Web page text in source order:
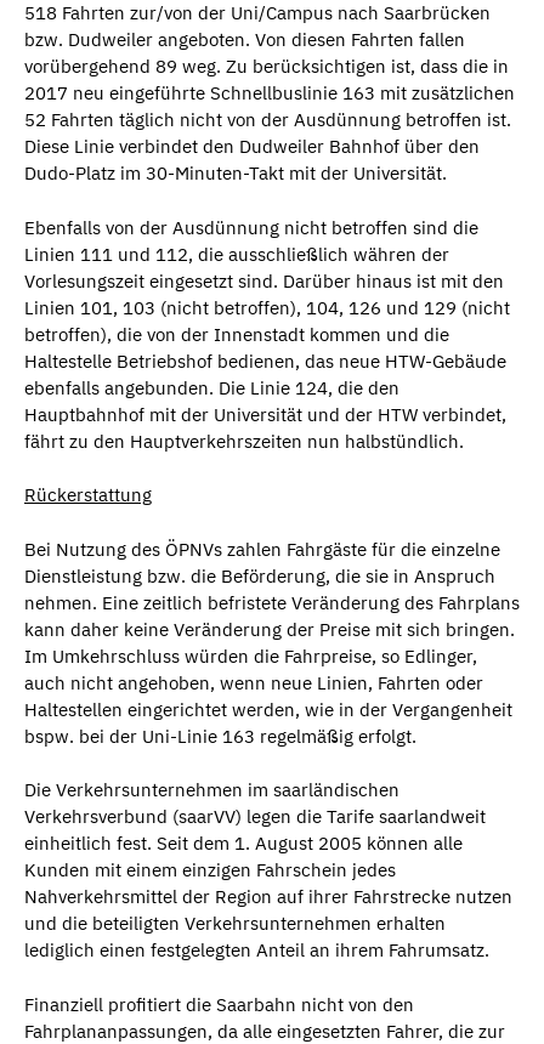
518 Fahrten zur/von der Uni/Campus nach Saarbrücken
bzw. Dudweiler angeboten. Von diesen Fahrten fallen
vorübergehend 89 weg. Zu berücksichtigen ist, dass die in
2017 neu eingeführte Schnellbuslinie 163 mit zusätzlichen
52 Fahrten täglich nicht von der Ausdünnung betroffen ist.
Diese Linie verbindet den Dudweiler Bahnhof über den
Dudo-Platz im 30-Minuten-Takt mit der Universität.
Ebenfalls von der Ausdünnung nicht betroffen sind die
Linien 111 und 112, die ausschließlich währen der
Vorlesungszeit eingesetzt sind. Darüber hinaus ist mit den
Linien 101, 103 (nicht betroffen), 104, 126 und 129 (nicht
betroffen), die von der Innenstadt kommen und die
Haltestelle Betriebshof bedienen, das neue HTW-Gebäude
ebenfalls angebunden. Die Linie 124, die den
Hauptbahnhof mit der Universität und der HTW verbindet,
fährt zu den Hauptverkehrszeiten nun halbstündlich.
Rückerstattung
Bei Nutzung des ÖPNVs zahlen Fahrgäste für die einzelne
Dienstleistung bzw. die Beförderung, die sie in Anspruch
nehmen. Eine zeitlich befristete Veränderung des Fahrplans
kann daher keine Veränderung der Preise mit sich bringen.
Im Umkehrschluss würden die Fahrpreise, so Edlinger,
auch nicht angehoben, wenn neue Linien, Fahrten oder
Haltestellen eingerichtet werden, wie in der Vergangenheit
bspw. bei der Uni-Linie 163 regelmäßig erfolgt.
Die Verkehrsunternehmen im saarländischen
Verkehrsverbund (saarVV) legen die Tarife saarlandweit
einheitlich fest. Seit dem 1. August 2005 können alle
Kunden mit einem einzigen Fahrschein jedes
Nahverkehrsmittel der Region auf ihrer Fahrstrecke nutzen
und die beteiligten Verkehrsunternehmen erhalten
lediglich einen festgelegten Anteil an ihrem Fahrumsatz.
Finanziell profitiert die Saarbahn nicht von den
Fahrplananpassungen, da alle eingesetzten Fahrer, die zur